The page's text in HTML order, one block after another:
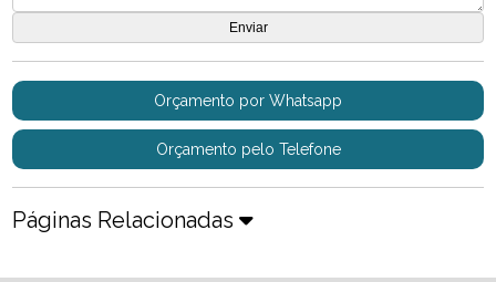
Orçamento por Whatsapp
Orçamento pelo Telefone
Páginas Relacionadas